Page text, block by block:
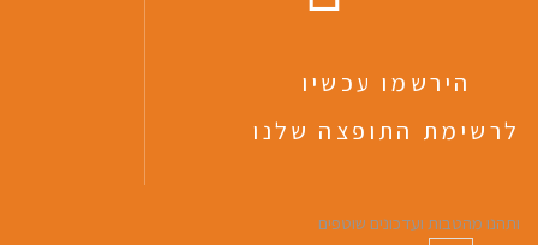
הירשמו עכשיו
לרשימת התופצה שלנו
ותהנו מהטבות ועדכונים שוטפים